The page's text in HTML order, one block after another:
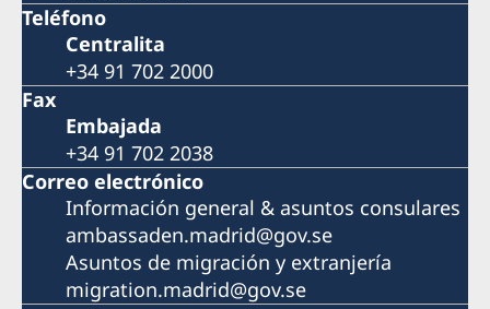
Teléfono
Centralita
+34 91 702 2000
Fax
Embajada
+34 91 702 2038
Correo electrónico
Información general & asuntos consulares
ambassaden.madrid@gov.se
Asuntos de migración y extranjería
migration.madrid@gov.se